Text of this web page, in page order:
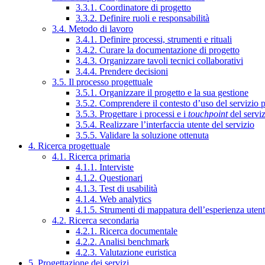
3.3.1. Coordinatore di progetto
3.3.2. Definire ruoli e responsabilità
3.4. Metodo di lavoro
3.4.1. Definire processi, strumenti e rituali
3.4.2. Curare la documentazione di progetto
3.4.3. Organizzare tavoli tecnici collaborativi
3.4.4. Prendere decisioni
3.5. Il processo progettuale
3.5.1. Organizzare il progetto e la sua gestione
3.5.2. Comprendere il contesto d’uso del servizio
3.5.3. Progettare i processi e i touchpointdel
3.5.4. Realizzare l’interfaccia utente del servizio
3.5.5. Validare la soluzione ottenuta
4. Ricerca progettuale
4.1. Ricerca primaria
4.1.1. Interviste
4.1.2. Questionari
4.1.3. Test di usabilità
4.1.4. Web analytics
4.1.5. Strumenti di mappatura dell’esperienza
4.2. Ricerca secondaria
4.2.1. Ricerca documentale
4.2.2. Analisi benchmark
4.2.3. Valutazione euristica
5. Progettazione dei servizi